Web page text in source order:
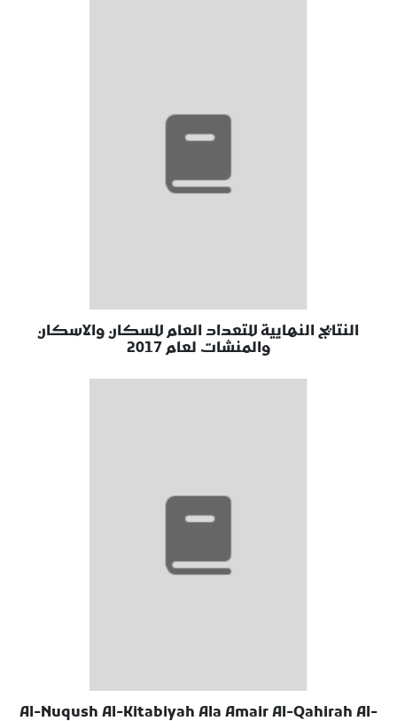
النتايج النهايية للتعداد العام للسكان والاسكان
والمنشات لعام 2017
Al-Nuqush Al-Kitabiyah Ala Amair Al-Qahirah Al-